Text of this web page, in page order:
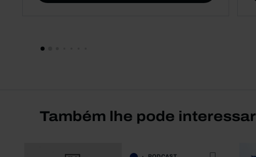
Também lhe pode interessar